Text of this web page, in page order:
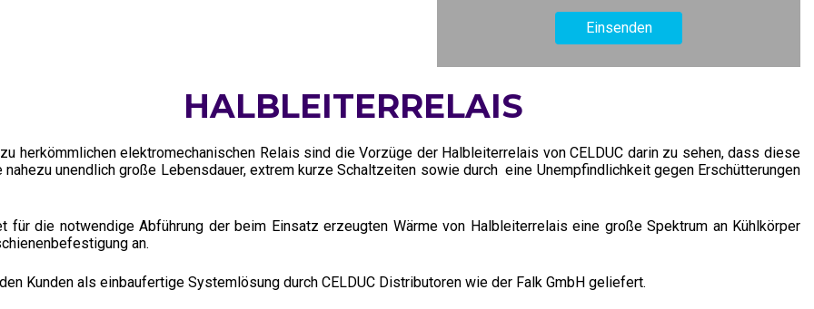
HALBLEITERRELAIS
herkömmlichen elektromechanischen Relais sind die Vorzüge der Halbleiterrelais von CELDUC darin zu sehen, dass diese
nahezu unendlich große Lebensdauer, extrem kurze Schaltzeiten sowie durch eine Unempfindlichkeit gegen Erschütterungen
für die notwendige Abführung der beim Einsatz erzeugten Wärme von Halbleiterrelais eine große Spektrum an Kühlkörper
an.
Kunden als einbaufertige Systemlösung durch CELDUC Distributoren wie der Falk GmbH geliefert.